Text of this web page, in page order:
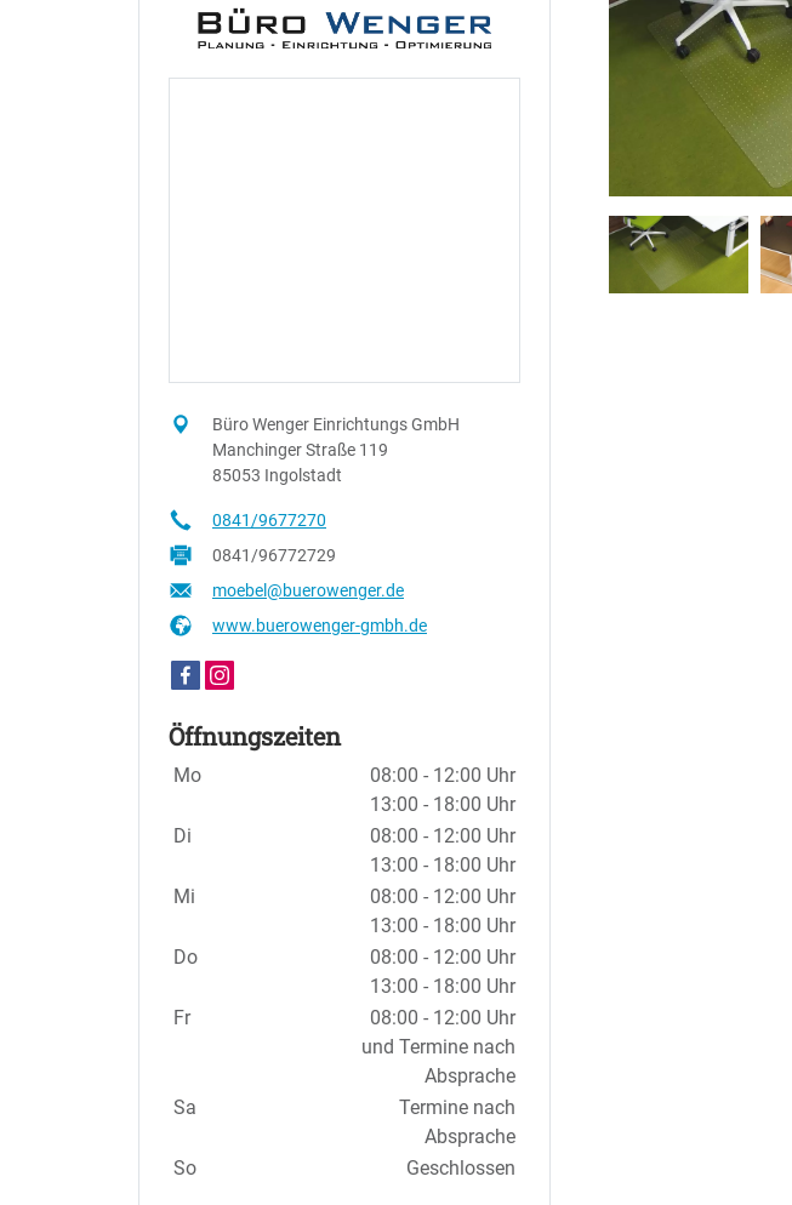
Büro Wenger Einrichtungs GmbH
Manchinger Straße 119
85053 Ingolstadt
0841/9677270
0841/96772729
moebel@buerowenger.de
www.buerowenger-gmbh.de
Öffnungszeiten
Wochentage / Monate
Öffnungszeiten / Hinweise
Mo
08:00 - 12:00 Uhr
13:00 - 18:00 Uhr
Di
08:00 - 12:00 Uhr
13:00 - 18:00 Uhr
Mi
08:00 - 12:00 Uhr
13:00 - 18:00 Uhr
Do
08:00 - 12:00 Uhr
13:00 - 18:00 Uhr
Fr
08:00 - 12:00 Uhr
und Termine nach
Absprache
Sa
Termine nach
Absprache
So
Geschlossen